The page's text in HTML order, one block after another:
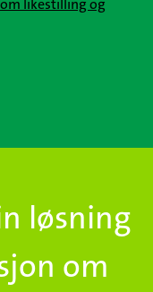
likestilling og
løsning
om